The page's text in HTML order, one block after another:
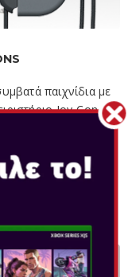
παιχνίδια με
Joy-Con
τη